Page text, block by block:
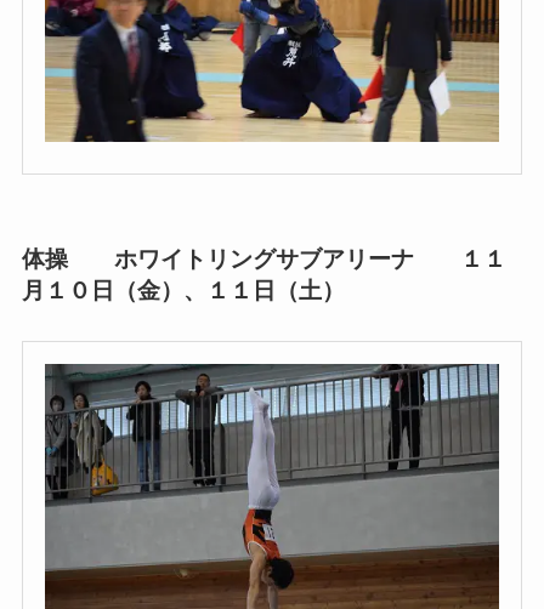
体操 ホワイトリングサブアリーナ １１
月１０日（金）、１１日（土）